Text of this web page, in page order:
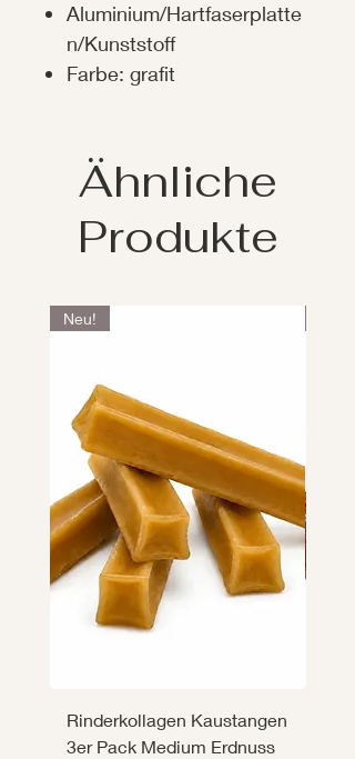
Aluminium/Hartfaserplatte
n/Kunststoff
Farbe: grafit
Ähnliche
Produkte
Neu!
Rinderkollagen Kaustangen
3er Pack Medium Erdnuss